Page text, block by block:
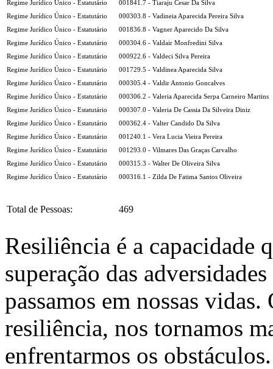
Regime Jurídico Único - Estatutário
001841.7 - Tiaraju Cesar Da Silva
Regime Jurídico Único - Estatutário
000303.8 - Vadineia Aparecida Pereira Silva
Regime Jurídico Único - Estatutário
001836.8 - Vagner Aparecido Da Silva
Regime Jurídico Único - Estatutário
000304.6 - Valdair Monfredini Silva
Regime Jurídico Único - Estatutário
000922.6 - Valdeci Silva Pereira
Regime Jurídico Único - Estatutário
001729.5 - Valdinea Aparecida Silva
Regime Jurídico Único - Estatutário
000305.4 - Valdir Antonio Goncalves
Regime Jurídico Único - Estatutário
000306.2 - Valeria Aparecida Serpa Carneiro Martins
Regime Jurídico Único - Estatutário
000307.0 - Valeria De Cassia Da Silveira Diniz
Regime Jurídico Único - Estatutário
000362.4 - Valter Candido Da Silva
Regime Jurídico Único - Estatutário
001240.1 - Vera Lucia Vieira Pereira
Regime Jurídico Único - Estatutário
001293.0 - Vilmares Das Graças Carvalho
Regime Jurídico Único - Estatutário
000315.3 - Walter De Oliveira Silva
Regime Jurídico Único - Estatutário
000316.1 - Zilda De Fatima Santos Oliveira
Total de Pessoas: 469
Resiliência é a capacidade
superação das
passamos em nossas
resiliência, nos tornamos
enfrentarmos os obstáculos.